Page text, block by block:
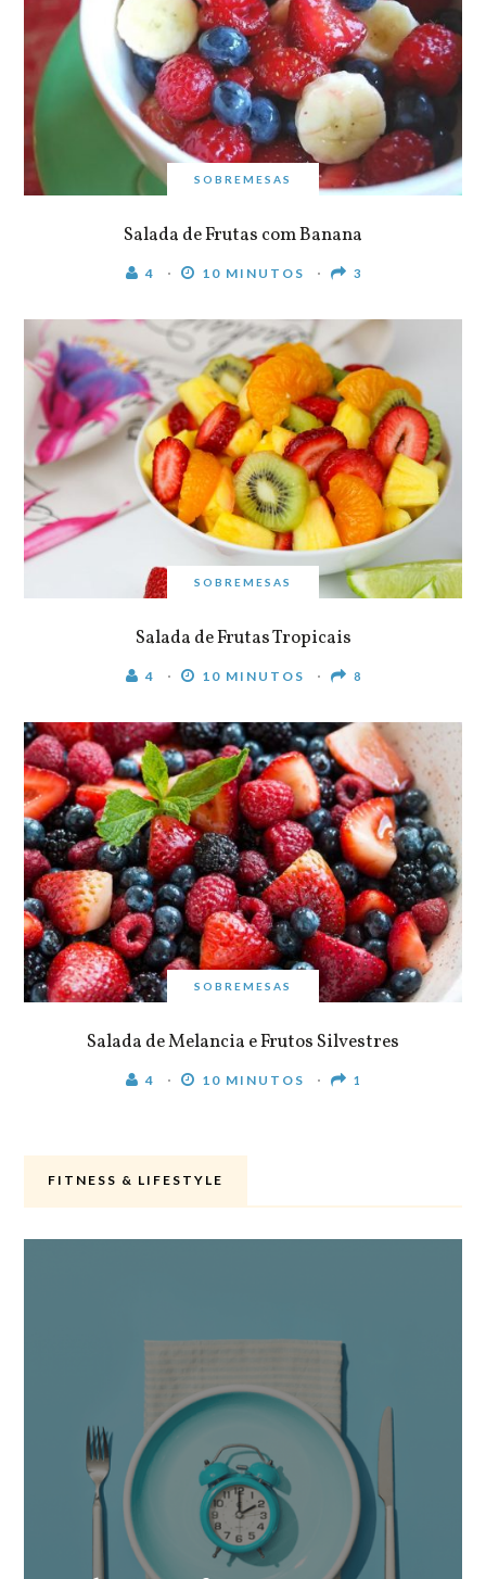
SOBREMESAS
Salada de Frutas com Banana
4 10 MINUTOS 3
SOBREMESAS
Salada de Frutas Tropicais
4 10 MINUTOS 8
SOBREMESAS
Salada de Melancia e Frutos Silvestres
4 10 MINUTOS 1
FITNESS & LIFESTYLE